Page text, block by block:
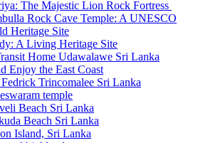
The Majestic Lion Rock Fortress
Rock Cave Temple: A UNESCO
Heritage Site
A Living Heritage Site
Home Udawalawe Sri Lanka
Enjoy the East Coast
Trincomalee Sri Lanka
temple
Beach Sri Lanka
Beach Sri Lanka
Island, Sri Lanka